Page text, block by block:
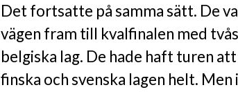
Det fortsatte på samma sätt. De
vägen fram till kvalfinalen med
belgiska lag. De hade haft turen
finska och svenska lagen helt.